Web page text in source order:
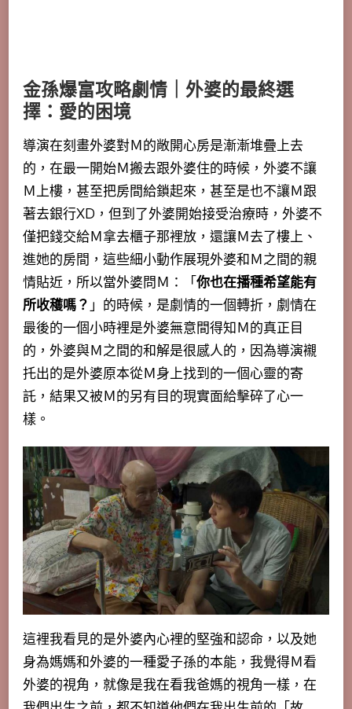
金孫爆富攻略劇情｜外婆的最終選
擇：愛的困境
導演在刻畫外婆對Ｍ的敞開心房是漸漸堆疊上去
的，在最一開始Ｍ搬去跟外婆住的時候，外婆不讓
Ｍ上樓，甚至把房間給鎖起來，甚至是也不讓Ｍ跟
著去銀行XD，但到了外婆開始接受治療時，外婆不
僅把錢交給Ｍ拿去櫃子那裡放，還讓Ｍ去了樓上、
進她的房間，這些細小動作展現外婆和Ｍ之間的親
情貼近，所以當外婆問Ｍ：「你也在播種希望能有
所收穫嗎？」的時候，是劇情的一個轉折，劇情在
最後的一個小時裡是外婆無意間得知Ｍ的真正目
的，外婆與Ｍ之間的和解是很感人的，因為導演襯
托出的是外婆原本從Ｍ身上找到的一個心靈的寄
託，結果又被Ｍ的另有目的現實面給擊碎了心一
樣。
這裡我看見的是外婆內心裡的堅強和認命， 以及她
身為媽媽和外婆的一種愛子孫的本能 ，我覺得Ｍ看
外婆的視角，就像是我在看我爸媽的視角一樣，在